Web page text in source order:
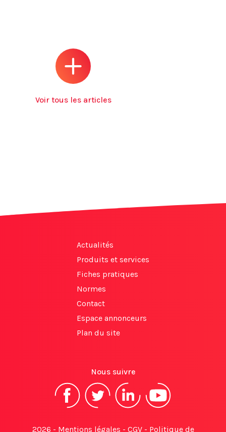
Voir tous les articles
Actualités
Produits et services
Fiches pratiques
Normes
Contact
Espace annonceurs
Plan du site
Nous suivre
2026 - Mentions légales - CGV- Politique de